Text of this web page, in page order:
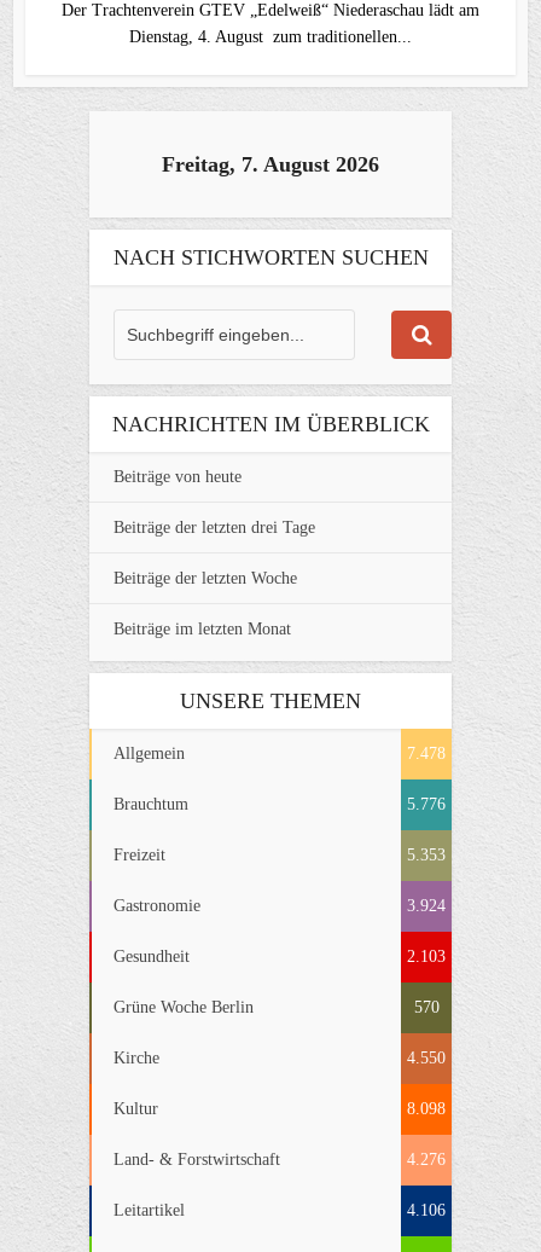
Der Trachtenverein GTEV „Edelweiß“ Niederaschau lädt am
Dienstag, 4. August zum traditionellen...
Freitag, 7. August 2026
NACH STICHWORTEN SUCHEN
NACHRICHTEN IM ÜBERBLICK
Beiträge von heute
Beiträge der letzten drei Tage
Beiträge der letzten Woche
Beiträge im letzten Monat
UNSERE THEMEN
Allgemein 7.478
Brauchtum 5.776
Freizeit 5.353
Gastronomie 3.924
Gesundheit 2.103
Grüne Woche Berlin 570
Kirche 4.550
Kultur 8.098
Land- & Forstwirtschaft 4.276
Leitartikel 4.106